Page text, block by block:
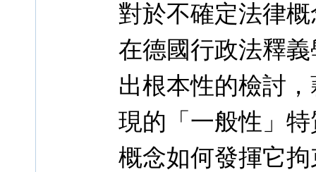
對於不確定法律概
在德國行政法釋
出根本性的檢討
現的「一般性」
概念如何發揮它